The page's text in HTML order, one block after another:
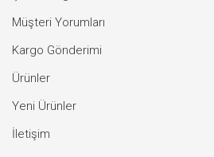
Müşteri Yorumları
Kargo Gönderimi
Ürünler
Yeni Ürünler
İletişim